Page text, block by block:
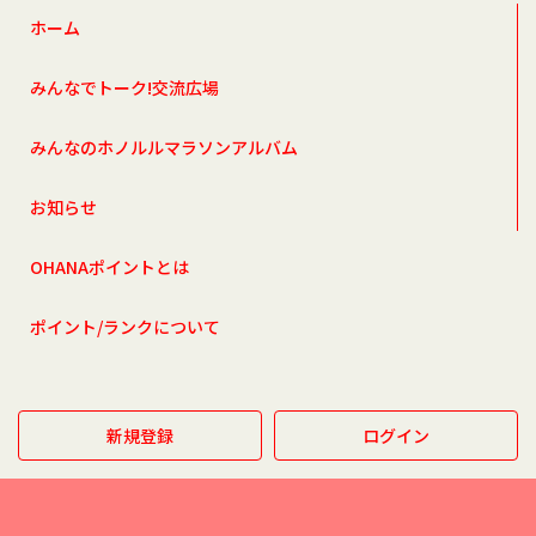
ホーム
みんなでトーク!交流広場
みんなのホノルルマラソンアルバム
お知らせ
OHANAポイントとは
ポイント/ランクについて
新規登録 ログイン